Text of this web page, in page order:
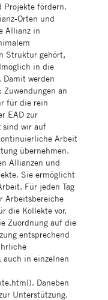
Projekte fördern.
Orten und
Allianz in
Struktur gehört,
in die
Damit werden
an
für die rein
EAD zur
sind wir auf
Arbeit
übernehmen.
Allianzen und
Sie ermöglicht
Für jeden Tag
Arbeitsbereiche
die Kollekte vor.
Zuordnung auf die
entsprechend
in einzelnen
Daneben
Unterstützung.